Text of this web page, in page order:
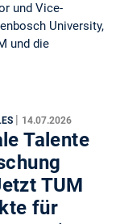
und Vice-
University,
und die
| 14.07.2026
Talente
TUM
für